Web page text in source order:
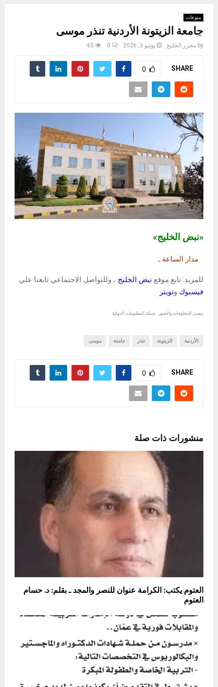
منوعات
جامعة الزيتونة الأردنية تنذر موسى
by محرر الخليج يونيو 3, 2026 0
65
SHARE
0
«نبض الخليج»
مدار الساعةـ
للمزيد: تابع موقع نبض الخليج ، وللتواصل الاجتماعي تابعنا علي
فيسبوك وتويتر
مصدر المعلومات والصور : شبكة المعلومات الدولية
الأردنية الزيتونة تنذر جامعة موسى
SHARE
0
منشورات ذات صلة
العتوم يكتب: الكرامة عنوان للنصر والمجد ـ بقلم: د. حسام
العتوم